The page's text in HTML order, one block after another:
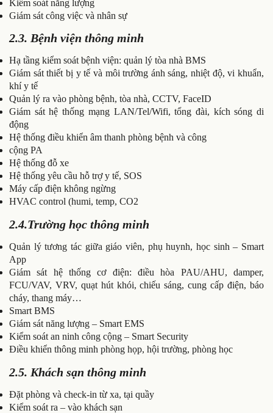
Kiểm soát năng lượng
Giám sát công việc và nhân sự
2.3. Bệnh viện thông minh
Hạ tầng kiểm soát bệnh viện: quản lý tòa nhà BMS
Giám sát thiết bị y tế và môi trường ánh sáng, nhiệt độ, vi khuẩn,
khí y tế
Quản lý ra vào phòng bệnh, tòa nhà, CCTV, FaceID
Giám sát hệ thống mạng LAN/Tel/Wifi, tổng đài, kích sóng di
động
Hệ thống điều khiển âm thanh phòng bệnh và công
cộng PA
Hệ thống đỗ xe
Hệ thống yêu cầu hỗ trợ y tế, SOS
Máy cấp điện không ngừng
HVAC control (humi, temp, CO2
2.4.Trường học thông minh
Quản lý tương tác giữa giáo viên, phụ huynh, học sinh – Smart
App
Giám sát hệ thống cơ điện: điều hòa PAU/AHU, damper,
FCU/VAV, VRV, quạt hút khói, chiếu sáng, cung cấp điện, báo
cháy, thang máy…
Smart BMS
Giám sát năng lượng – Smart EMS
Kiểm soát an ninh công cộng – Smart Security
Điều khiển thông minh phòng họp, hội trường, phòng học
2.5. Khách sạn thông minh
Đặt phòng và check-in từ xa, tại quầy
Kiểm soát ra – vào khách sạn